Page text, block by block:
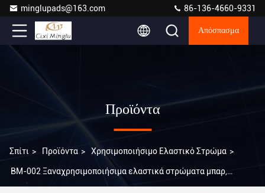
minglupads@163.com 86-136-4660-9331
Απόσπασμα
Προϊόντα
Σπίτι > Προϊόντα > Χρησιμοποιήσιμο Ελαστικό Στρώμα >
BM-002 Ξαναχρησιμοποιήσιμα ελαστικά στρώματα μπαρ,